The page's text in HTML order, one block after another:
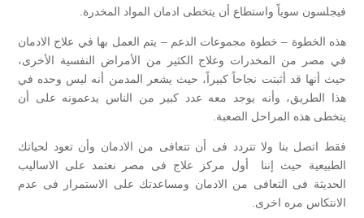
فيجلسون سوياً واستطاع أن يتخطى ادمان المواد المخدرة.
هذه الخطوة – خطوة مجموعات الدعم – يتم العمل بها في علاج الادمان
في مصر من المخدرات وعلاج الكثير من الأمراض النفسية الأخرى،
حيث أنها قد أثبتت نجاحاً كبيراً، حيث يشعر المدمن أنه ليس وحده في
هذا الطريق، وأنه يوجد معه عدد كبير من الناس يدعمونه على أن
يتخطى هذه المراحل الصعبة.
فقط اتصل بنا ولا تتردد فى أن تتعافى من الادمان وأن تعود لحياتك
الطبيعية حيث إننا أول مركز علاج فى مصر نعتمد على الاساليب
الحديثة فى التعافى من الادمان ومساعدتك على الاستمرار فى عدم
الانتكاس مره اخرى.